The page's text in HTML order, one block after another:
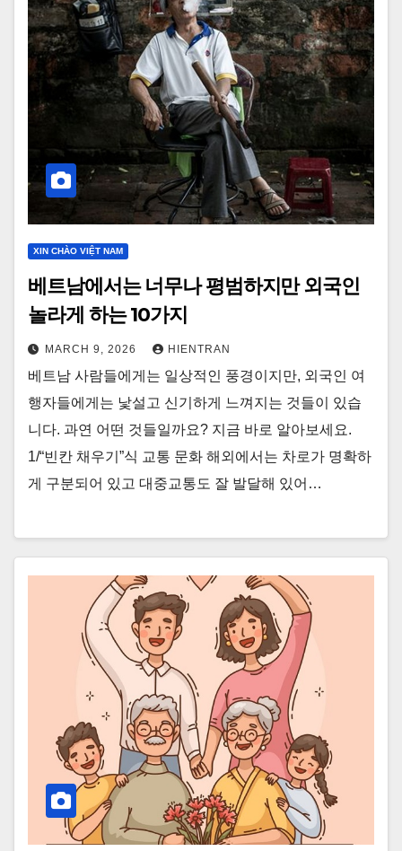
XIN CHÀO VIỆT NAM
베트남에서는 너무나 평범하지만 외국인
놀라게 하는 10가지
MARCH 9, 2026 HIENTRAN
베트남 사람들에게는 일상적인 풍경이지만, 외국인 여
행자들에게는 낯설고 신기하게 느껴지는 것들이 있습
니다. 과연 어떤 것들일까요? 지금 바로 알아보세요.
1/“빈칸 채우기”식 교통 문화 해외에서는 차로가 명확하
게 구분되어 있고 대중교통도 잘 발달해 있어…